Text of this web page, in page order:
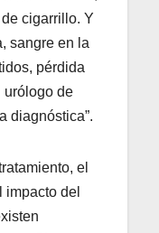
cigarrillo. Y
sangre en la
pérdida
urólogo de
diagnóstica”.
el
del